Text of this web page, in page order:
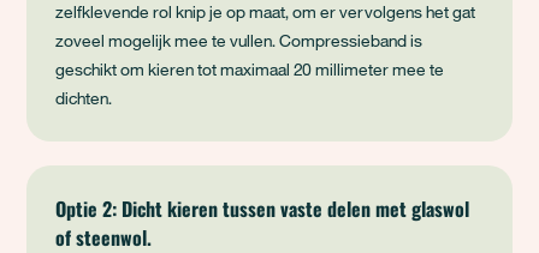
zelfklevende rol knip je op maat, om er vervolgens het gat
zoveel mogelijk mee te vullen. Compressieband is
geschikt om kieren tot maximaal 20 millimeter mee te
dichten.
Optie 2: Dicht kieren tussen vaste delen met glaswol
of steenwol.